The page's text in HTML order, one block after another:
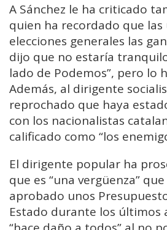
A Sánchez le ha criticado
quien ha recordado que las
elecciones generales las
dijo que no estaría
lado de Podemos”, pero lo
Además, al dirigente
reprochado que haya
con los nacionalistas
calificado como “los
El dirigente popular ha
que es “una vergüenza”
aprobado unos
Estado durante los últimos